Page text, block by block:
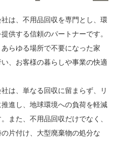
は、不用品回収を専門とし、環
供する信頼のパートナーです。
らゆる場所で不要になった家
、お客様の暮らしや事業の快適
は、単なる回収に留まらず、リ
進し、地球環境への負荷を軽減
また、不用品回収だけでなく、
片付け、大型廃棄物の処分な